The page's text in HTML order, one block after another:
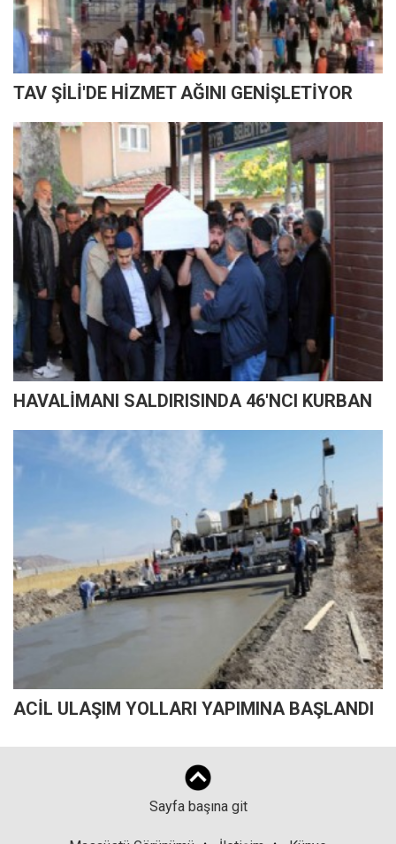
TAV ŞİLİ'DE HİZMET AĞINI GENİŞLETİYOR
HAVALİMANI SALDIRISINDA 46'NCI KURBAN
ACİL ULAŞIM YOLLARI YAPIMINA BAŞLANDI
Sayfa başına git